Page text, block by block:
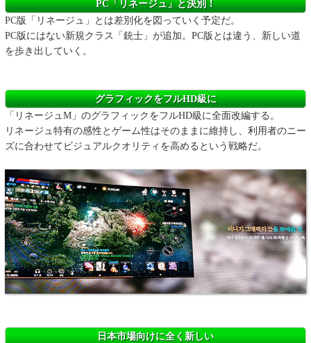
PC「リネージュ」と決別！
PC版「リネージュ」とは差別化を図っていく予定だ。
PC版にはない新規クラス「銃士」が追加。PC版とは違う、新しい道
を歩き出していく。
グラフィックをフルHD級に
「リネージュM」のグラフィックをフルHD級に全面改編する。
リネージュ特有の感性とゲーム性はそのままに維持し、利用者のニー
ズに合わせてビジュアルクオリティを高めるという戦略だ。
日本市場向けに全く新しい